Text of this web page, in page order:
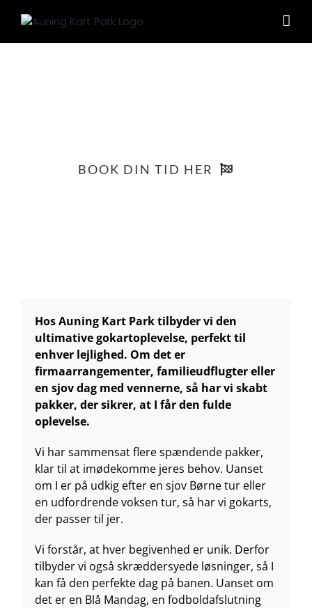
BOOK DIN TID HER
Hos Auning Kart Park tilbyder vi den
ultimative gokartoplevelse, perfekt til
enhver lejlighed. Om det er
firmaarrangementer, familieudflugter eller
en sjov dag med vennerne, så har vi skabt
pakker, der sikrer, at I får den fulde
oplevelse.
Vi har sammensat flere spændende pakker,
klar til at imødekomme jeres behov. Uanset
om I er på udkig efter en sjov Børne tur eller
en udfordrende voksen tur, så har vi gokarts,
der passer til jer.
Vi forstår, at hver begivenhed er unik. Derfor
tilbyder vi også skræddersyede løsninger, så I
kan få den perfekte dag på banen. Uanset om
det er en Blå Mandag, en fodboldafslutning